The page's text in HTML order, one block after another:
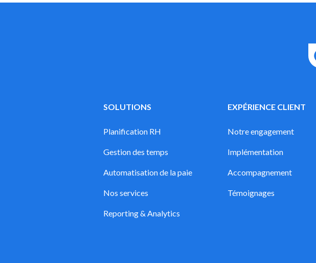
SOLUTIONS
Planification RH
Gestion des temps
Automatisation de la paie
Nos services
Reporting & Analytics
EXPÉRIENCE CLIENT
Notre engagement
Implémentation
Accompagnement
Témoignages